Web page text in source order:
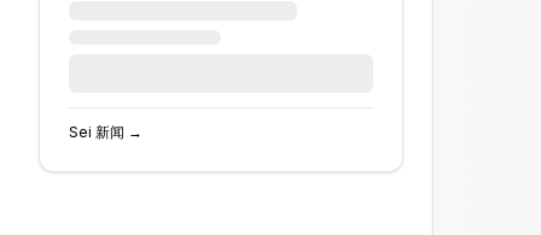
Sei 新闻 →